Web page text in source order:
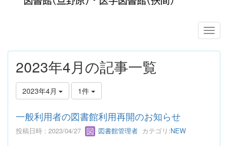
2023年4月の記事一覧
2023年4月 1件
一般利用者の図書館利用再開のお知らせ
投稿日時 : 2023/04/27 図書館管理者 カテゴリ:NEW